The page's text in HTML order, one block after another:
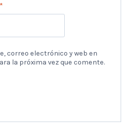
*
correo electrónico y web en
la próxima vez que comente.